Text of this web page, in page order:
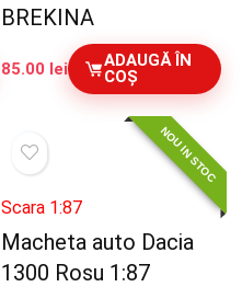
BREKINA
85.00 lei
ADAUGĂ ÎN
COȘ
NOU IN STOC
Scara 1:87
Macheta auto Dacia
1300 Rosu 1:87